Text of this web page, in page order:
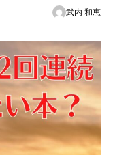
武内 和恵